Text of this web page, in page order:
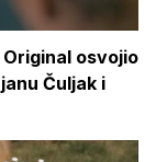
osvojio
Čuljak i